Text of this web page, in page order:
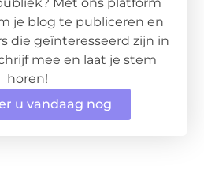
Met ons platform
je blog te publiceren en
die geïnteresseerd zijn in
mee en laat je stem
horen!
u vandaag nog